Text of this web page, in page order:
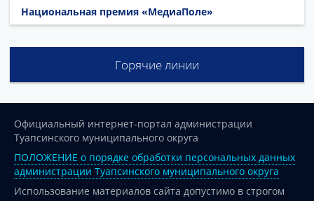
Национальная премия «МедиаПоле»
Горячие линии
Официальный интернет-портал администрации
Туапсинского муниципального округа
ПОЛОЖЕНИЕ о порядке обработки персональных данных
администрации Туапсинского муниципального округа
Использование материалов сайта допустимо в строгом